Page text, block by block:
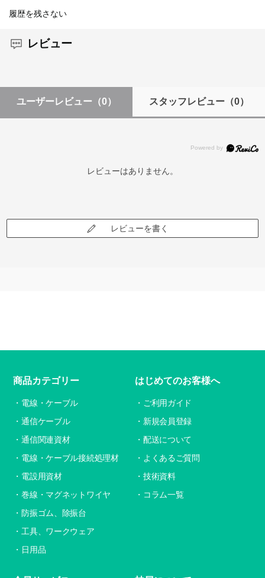
履歴を残さない
レビュー
ユーザーレビュー （0） スタッフレビュー（0）
レビューはありません。
レビューを書く
商品カテゴリー
電線・ケーブル
通信ケーブル
通信関連資材
電線・ケーブル接続処理材
電設用資材
巻線・マグネットワイヤ
防振ゴム、除振台
工具、ワークウェア
日用品
はじめてのお客様へ
ご利用ガイド
新規会員登録
配送について
よくあるご質問
技術資料
コラム一覧